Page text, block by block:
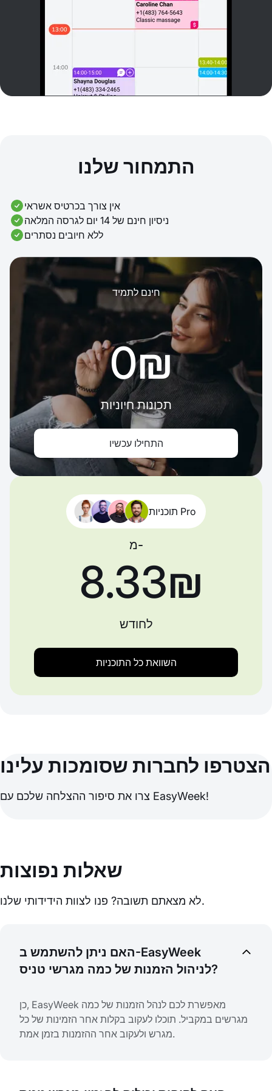
התמחור שלנו
אין צורך בכרטיס אשראי
ניסיון חינם של 14 יום לגרסה המלאה
ללא חיובים נסתרים
חינם לתמיד
‏0 ‏₪
תכונות חיוניות
התחילו עכשיו
תוכניות Pro
מ-
‏8.33 ‏₪
לחודש
השוואת כל התוכניות
הצטרפו לחברות שסומכות עלינו
צרו את סיפור ההצלחה שלכם עם EasyWeek!
שאלות נפוצות
לא מצאתם תשובה? פנו לצוות הידידותי שלנו.
האם ניתן להשתמש ב-EasyWeek
לניהול הזמנות של כמה מגרשי טניס?
כן, EasyWeek מאפשרת לכם לנהל הזמנות של כמה
מגרשים במקביל. תוכלו לעקוב בקלות אחר הזמינות של כל
מגרש ולעקוב אחר ההזמנות בזמן אמת.